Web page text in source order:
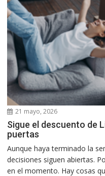
21 mayo, 2026
Sigue el descuento de
puertas
Aunque haya terminado la
decisiones siguen abiertas.
en el momento. Hay cosas